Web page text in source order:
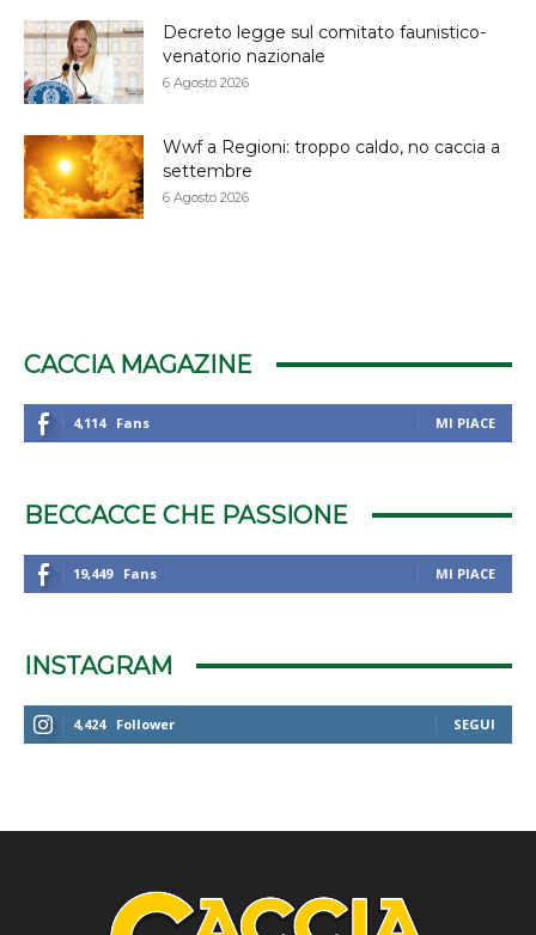
Decreto legge sul comitato faunistico-
venatorio nazionale
6 Agosto 2026
Wwf a Regioni: troppo caldo, no caccia a
settembre
6 Agosto 2026
CACCIA MAGAZINE
4,114 Fans MI PIACE
BECCACCE CHE PASSIONE
19,449 Fans MI PIACE
INSTAGRAM
4,424 Follower SEGUI